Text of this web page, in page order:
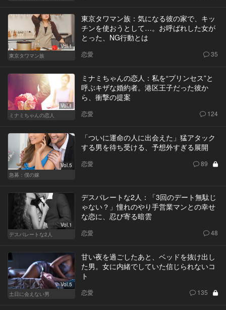
Vol.1
東京タワマン族
東京タワマン族：気になる彼の家で、キッ
チンを使おうとして…。お呼ばれした女が
とった、NG行動とは
恋愛 35
Vol.1
ミナミちゃんの恋人
ミナミちゃんの恋人：私を“プリンセス”と
呼ぶキザな婚約者。港区王子だった彼か
ら、衝撃の提案
恋愛 124
Vol.5
急募：僕の嫁
「ついに運命の人に出会えた」猛アタック
する男を待ち受ける、予想外すぎる展開
恋愛 89
Vol.1
デスパレートな2人
デスパレートな2人：「3回のデート無駄じ
ゃない？」憧れのやり手営業マンとの幸せ
な恋に、忍び寄る暗雲
恋愛 48
Vol.5
土日に会えない男
甘い夜を過ごしたあと、ベッドを抜け出し
た男。女に内緒でしていた信じられないコ
ト
恋愛 135